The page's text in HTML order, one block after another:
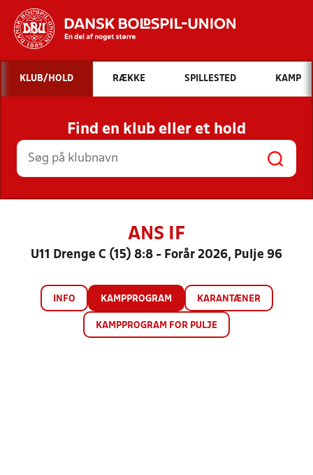
Hvad vil du søge efter?
INDHOLD OG NYHEDER
STILLINGER, RESULTATER, KLUBBER OG
HOLD
KLUB/HOLD RÆKKE SPILLESTED KAMP
Find en klub eller et hold
ANS IF
U11 Drenge C (15) 8:8 - Forår 2026, Pulje 96
INFO KAMPPROGRAM KARANTÆNER
KAMPPROGRAM FOR PULJE